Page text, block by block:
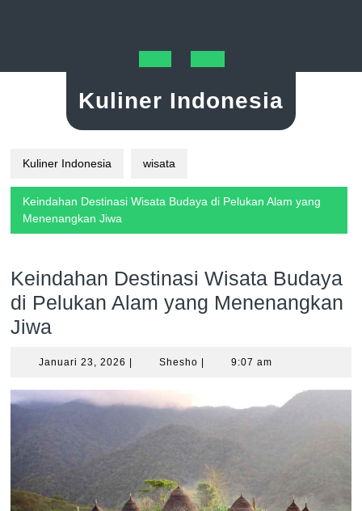
Open
Button
Kuliner Indonesia
Kuliner Indonesia wisata
Keindahan Destinasi Wisata Budaya di Pelukan Alam yang
Menenangkan Jiwa
Keindahan Destinasi Wisata Budaya
di Pelukan Alam yang Menenangkan
Jiwa
Januari 23, 2026 Januari
2026
Shesho Shesho9:07 am